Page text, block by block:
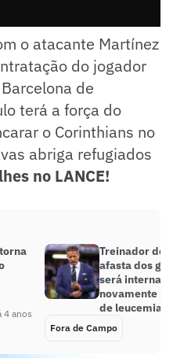
o atacante Martínez
do jogador
de
terá a força do
o Corinthians no
abriga refugiados
no LANCE!
4 anos
Treinador do
afasta dos
será
novamente
de leucemia
Fora de Campo